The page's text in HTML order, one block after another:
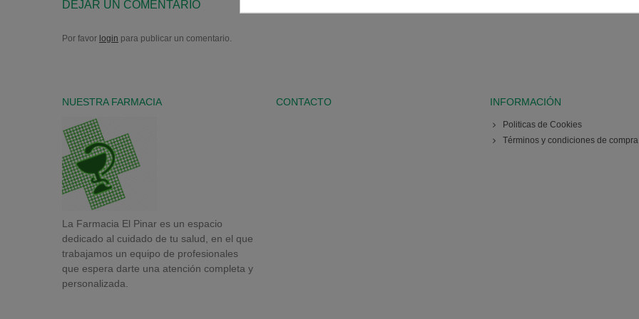
DEJAR UN COMENTARIO
Por favor login para publicar un comentario.
NUESTRA FARMACIA
La Farmacia El Pinar es un espacio
dedicado al cuidado de tu salud, en el que
trabajamos un equipo de profesionales
que espera darte una atención completa y
personalizada.
CONTACTO INFORMACIÓN
Politicas de Cookies
Términos y condiciones de compra